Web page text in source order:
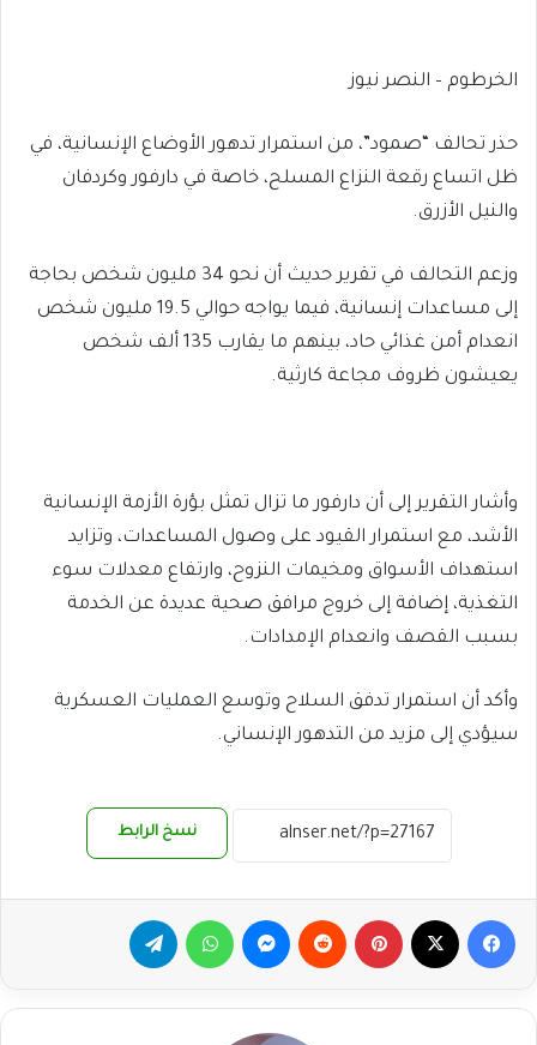
الخرطوم – النصر نيوز
حذر تحالف “صمود”، من استمرار تدهور الأوضاع الإنسانية، في
ظل اتساع رقعة النزاع المسلح، خاصة في دارفور وكردفان
والنيل الأزرق.
وزعم التحالف في تقرير حديث أن نحو 34 مليون شخص بحاجة
إلى مساعدات إنسانية، فيما يواجه حوالي 19.5 مليون شخص
انعدام أمن غذائي حاد، بينهم ما يقارب 135 ألف شخص
يعيشون ظروف مجاعة كارثية.
وأشار التقرير إلى أن دارفور ما تزال تمثل بؤرة الأزمة الإنسانية
الأشد، مع استمرار القيود على وصول المساعدات، وتزايد
استهداف الأسواق ومخيمات النزوح، وارتفاع معدلات سوء
التغذية، إضافة إلى خروج مرافق صحية عديدة عن الخدمة
بسبب القصف وانعدام الإمدادات.
وأكد أن استمرار تدفق السلاح وتوسع العمليات العسكرية
سيؤدي إلى مزيد من التدهور الإنساني.
نسخ الرابط
فيسبوك بينتيريست ماسنجر واتساب